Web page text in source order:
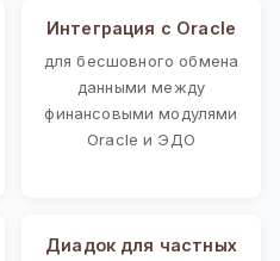
Интеграция с Oracle
для бесшовного обмена
данными между
финансовыми модулями
Oracle и ЭДО
Диадок для частных